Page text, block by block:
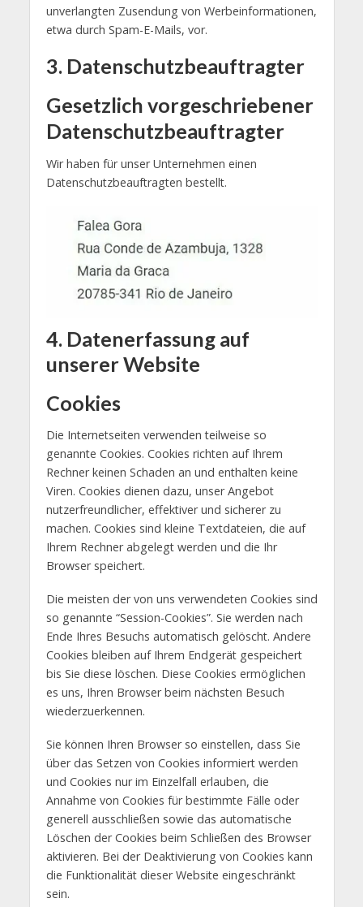
unverlangten Zusendung von Werbeinformationen,
etwa durch Spam-E-Mails, vor.
3. Datenschutzbeauftragter
Gesetzlich vorgeschriebener
Datenschutzbeauftragter
Wir haben für unser Unternehmen einen
Datenschutzbeauftragten bestellt.
4. Datenerfassung auf
unserer Website
Cookies
Die Internetseiten verwenden teilweise so
genannte Cookies. Cookies richten auf Ihrem
Rechner keinen Schaden an und enthalten keine
Viren. Cookies dienen dazu, unser Angebot
nutzerfreundlicher, effektiver und sicherer zu
machen. Cookies sind kleine Textdateien, die auf
Ihrem Rechner abgelegt werden und die Ihr
Browser speichert.
Die meisten der von uns verwendeten Cookies sind
so genannte “Session-Cookies”. Sie werden nach
Ende Ihres Besuchs automatisch gelöscht. Andere
Cookies bleiben auf Ihrem Endgerät gespeichert
bis Sie diese löschen. Diese Cookies ermöglichen
es uns, Ihren Browser beim nächsten Besuch
wiederzuerkennen.
Sie können Ihren Browser so einstellen, dass Sie
über das Setzen von Cookies informiert werden
und Cookies nur im Einzelfall erlauben, die
Annahme von Cookies für bestimmte Fälle oder
generell ausschließen sowie das automatische
Löschen der Cookies beim Schließen des Browser
aktivieren. Bei der Deaktivierung von Cookies kann
die Funktionalität dieser Website eingeschränkt
sein.